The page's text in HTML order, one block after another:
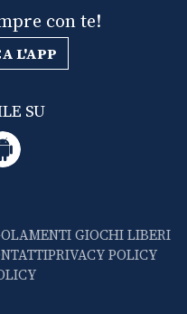
con te!
L'APP
SU
GIOCHI LIBERI
PRIVACY POLICY